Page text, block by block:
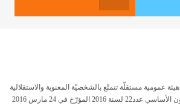
عمومية مستقلّة تتمتّع بالشخصيّة المعنوية والاستقلالية
المالية أحدثت بموجب القانون الأساسي عدد22 لسنة 2016 المؤرّخ في 24 مارس 2016